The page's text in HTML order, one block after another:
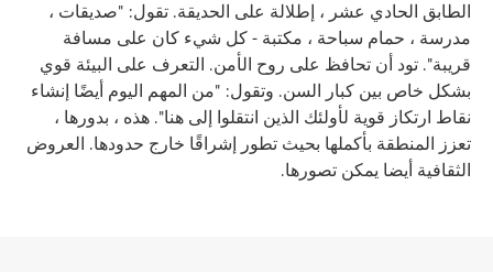
الطابق الحادي عشر ، إطلالة على الحديقة. تقول: "صديقات ،
مدرسة ، حمام سباحة ، مكتبة - كل شيء كان على مسافة
قريبة". تود أن تحافظ على روح الأمن. التعرف على البيئة قوي
بشكل خاص بين كبار السن. وتقول: "من المهم اليوم أيضًا إنشاء
نقاط ارتكاز قوية لأولئك الذين انتقلوا إلى هنا". هذه ، بدورها ،
تعزز المنطقة بأكملها بحيث تطور إشراقًا خارج حدودها. العروض
الثقافية أيضا يمكن تصورها.